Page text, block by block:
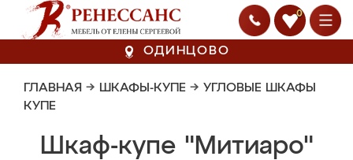
0
ОДИНЦОВО
ГЛАВНАЯ → ШКАФЫ-КУПЕ → УГЛОВЫЕ ШКАФЫ
КУПЕ
Шкаф-купе "Митиаро"